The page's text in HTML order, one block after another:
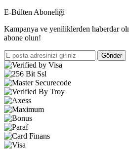
E-Bülten Aboneliği
Kampanya ve yeniliklerden haberdar
abone olun!
Gönder